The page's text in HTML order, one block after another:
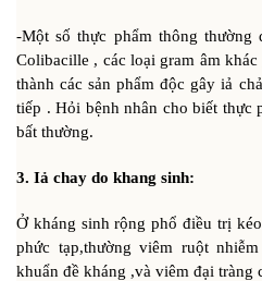
-Một số thực phẩm thông thường
Colibacille , các loại gram âm
thành các sản phẩm độc gây iả
tiếp . Hỏi bệnh nhân cho biết thực
bất thường.
3. Iả chay do khang sinh:
Ở kháng sinh rộng phổ điều trị
phức tạp,thường viêm ruột
khuẩn đề kháng ,và viêm đại tràng